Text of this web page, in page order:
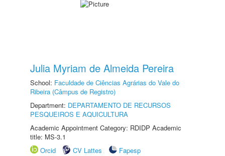
Julia Myriam de Almeida Pereira
School: Faculdade de Ciências Agrárias do Vale do
Ribeira (Câmpus de Registro)
Department: DEPARTAMENTO DE RECURSOS
PESQUEIROS E AQUICULTURA
Academic Appointment Category: RDIDP Academic
title: MS-3.1
Orcid
CV Lattes
Fapesp